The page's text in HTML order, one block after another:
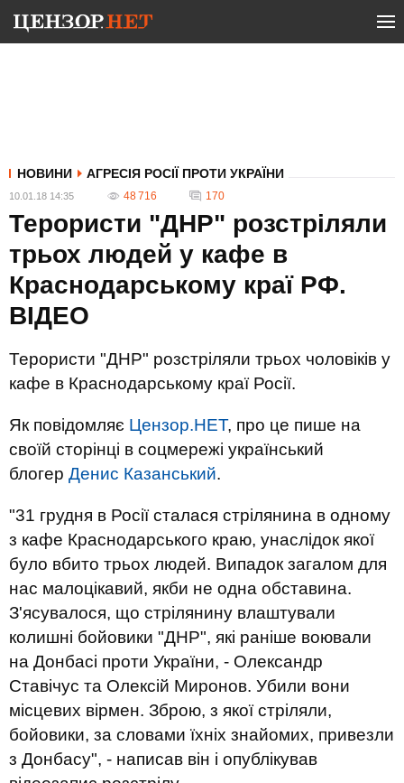
НОВИНИ АГРЕСІЯ РОСІЇ ПРОТИ УКРАЇНИ
10.01.18 14:35 48 716 170
Терористи "ДНР" розстріляли
трьох людей у кафе в
Краснодарському краї РФ.
ВІДЕО
Терористи "ДНР" розстріляли трьох чоловіків у
кафе в Краснодарському краї Росії.
Як повідомляє Цензор.НЕТ, про це пише на
своїй сторінці в соцмережі український
блогер Денис Казанський.
"31 грудня в Росії сталася стрілянина в одному
з кафе Краснодарського краю, унаслідок якої
було вбито трьох людей. Випадок загалом для
нас малоцікавий, якби не одна обставина.
З'ясувалося, що стрілянину влаштували
колишні бойовики "ДНР", які раніше воювали
на Донбасі проти України, - Олександр
Ставічус та Олексій Миронов. Убили вони
місцевих вірмен. Зброю, з якої стріляли,
бойовики, за словами їхніх знайомих, привезли
з Донбасу", - написав він і опублікував